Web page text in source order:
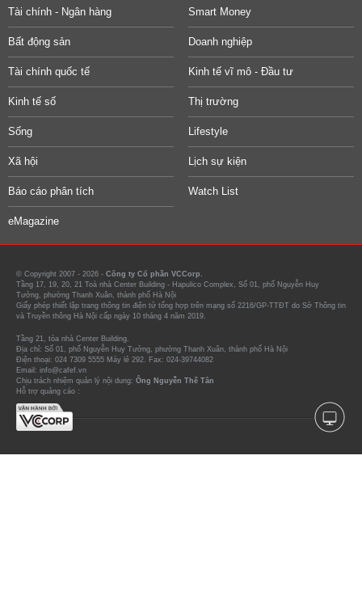
Tài chính - Ngân hàng Smart Money
Bất động sản Doanh nghiệp
Tài chính quốc tế Kinh tế vĩ mô - Đầu tư
Kinh tế số Thị trường
Sống Lifestyle
Xã hội Lịch sự kiện
Báo cáo phân tích Watch List
eMagazine
© Copyright 2007 - 2026 - Công ty Cổ phần VCCorp.
Tầng 17, 19, 20, 21 Toà nhà Center Building - Hapulico Complex, Số 01, phố Nguyễn Huy
Tưởng, phường Thanh Xuân, thành phố Hà Nội
Giấy phép thiết lập trang thông tin điện tử tổng hợp trên mạng số 2216/GP-TTĐT do Sở Thông tin
và Truyền thông Hà Nội cấp ngày 10 tháng 4 năm 2019.
Tầng 21, tòa nhà Center Building.
Địa chỉ: Số 01, phố Nguyễn Huy Tưởng, phường Thanh Xuân, thành phố Hà Nội
Điện thoại: 024 7309 5555 Máy lẻ 292. Fax: 024-39744082
Email: info@cafef.vn
Chịu trách nhiệm quản lý nội dung: Ông Nguyễn Thế Tân
Hỗ trợ quảng cáo :